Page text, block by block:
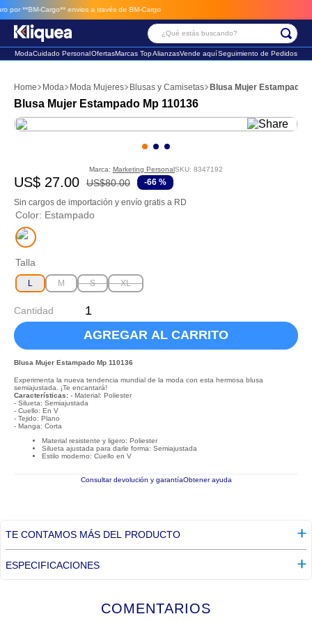
**BM-Cargo** envios a través de BM-Cargo
¿Qué estás buscando?
ModaCuidado PersonalOfertasMarcas TopAlianzasVende aquíSeguimiento de Pedidos
Moda Moda Mujeres Blusas y Camisetas Blusa Mujer Estampado
Blusa Mujer Estampado Mp 110136
Marca: Marketing PersonalSKU: 8347192
US$ 27.00 US$80.00 -66 %
Sin cargos de importación y envío gratis a RD
Color: Estampado
Talla
L M S XL
Cantidad
AGREGAR AL CARRITO
Blusa Mujer Estampado Mp 110136
Experimenta la nueva tendencia mundial de la moda con esta hermosa blusa
semiajustada. ¡Te encantará!
Características: - Material: Poliester
- Silueta: Semiajustada
- Cuello: En V
- Tejido: Plano
- Manga: Corta
Material resistente y ligero: Poliester
Silueta ajustada para darle forma: Semiajustada
Estilo moderno: Cuello en V
Consultar devolución y garantíaObtener ayuda
TE CONTAMOS MÁS DEL PRODUCTO
ESPECIFICACIONES
COMENTARIOS
2. sandalia